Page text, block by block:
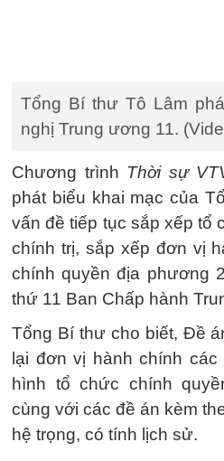
Tổng Bí thư Tô Lâm
nghị Trung ương 11.
Chương trình Thời sự
phát biểu khai mạc của
vấn đề tiếp tục sắp xếp tổ
chính trị, sắp xếp đơn vị
chính quyền địa phương
thứ 11 Ban Chấp hành
Tổng Bí thư cho biết, Đề
lại đơn vị hành chính
hình tổ chức chính
cùng với các đề án kèm
hệ trọng, có tính lịch sử.